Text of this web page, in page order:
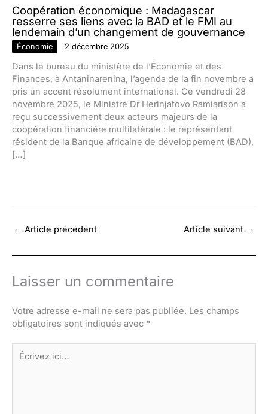
Coopération économique : Madagascar
resserre ses liens avec la BAD et le FMI au
lendemain d’un changement de gouvernance
Économie 2 décembre 2025
Dans le bureau du ministère de l’Économie et des
Finances, à Antaninarenina, l’agenda de la fin novembre a
pris un accent résolument international. Ce vendredi 28
novembre 2025, le Ministre Dr Herinjatovo Ramiarison a
reçu successivement deux acteurs majeurs de la
coopération financière multilatérale : le représentant
résident de la Banque africaine de développement (BAD),
[…]
← Article précédent Article suivant →
Laisser un commentaire
Votre adresse e-mail ne sera pas publiée. Les champs
obligatoires sont indiqués avec *
Écrivez
ici…